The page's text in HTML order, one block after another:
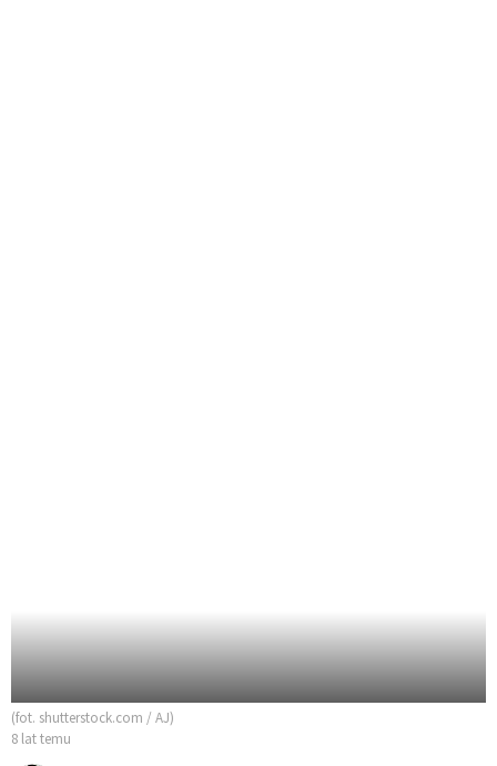
(fot. shutterstock.com / AJ)
8 lat temu